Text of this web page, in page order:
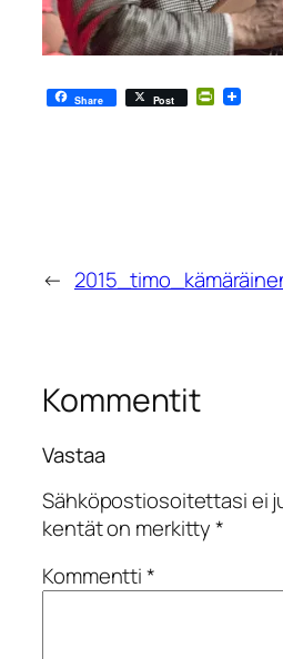
Share Post
←
Kommentit
Vastaa
Sähköpostiosoitettasi ei
kentät on merkitty*
Kommentti*